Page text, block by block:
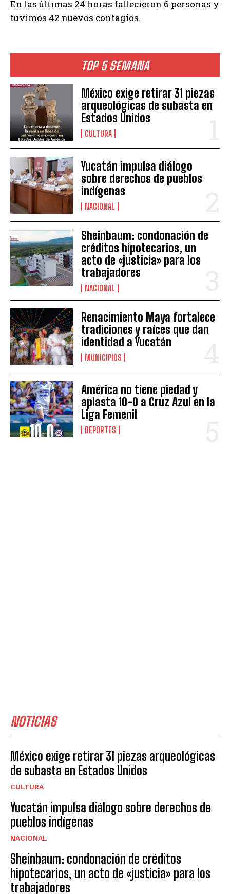
TOP 5 SEMANA
México exige retirar 31 piezas
arqueológicas de subasta en
Estados Unidos
CULTURA
Yucatán impulsa diálogo
sobre derechos de pueblos
indígenas
NACIONAL
Sheinbaum: condonación de
créditos hipotecarios, un
acto de «justicia» para los
trabajadores
NACIONAL
Renacimiento Maya fortalece
tradiciones y raíces que dan
identidad a Yucatán
MUNICIPIOS
América no tiene piedad y
aplasta 10-0 a Cruz Azul en la
Liga Femenil
DEPORTES
NOTICIAS
México exige retirar 31 piezas arqueológicas
de subasta en Estados Unidos
CULTURA
Yucatán impulsa diálogo sobre derechos de
pueblos indígenas
NACIONAL
Sheinbaum: condonación de créditos
hipotecarios, un acto de «justicia» para los
trabajadores
En las últimas 24 horas fallecieron 6 personas y
tuvimos 42 nuevos contagios.